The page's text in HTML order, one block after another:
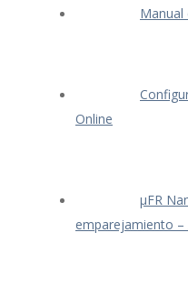
Manual
Online
μFR
emparejamiento –